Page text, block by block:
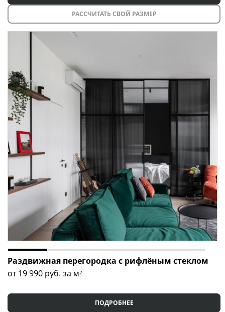
РАССЧИТАТЬ СВОЙ РАЗМЕР
Раздвижная перегородка с рифлёным стеклом
от 19 990 руб. за м2
ПОДРОБНЕЕ